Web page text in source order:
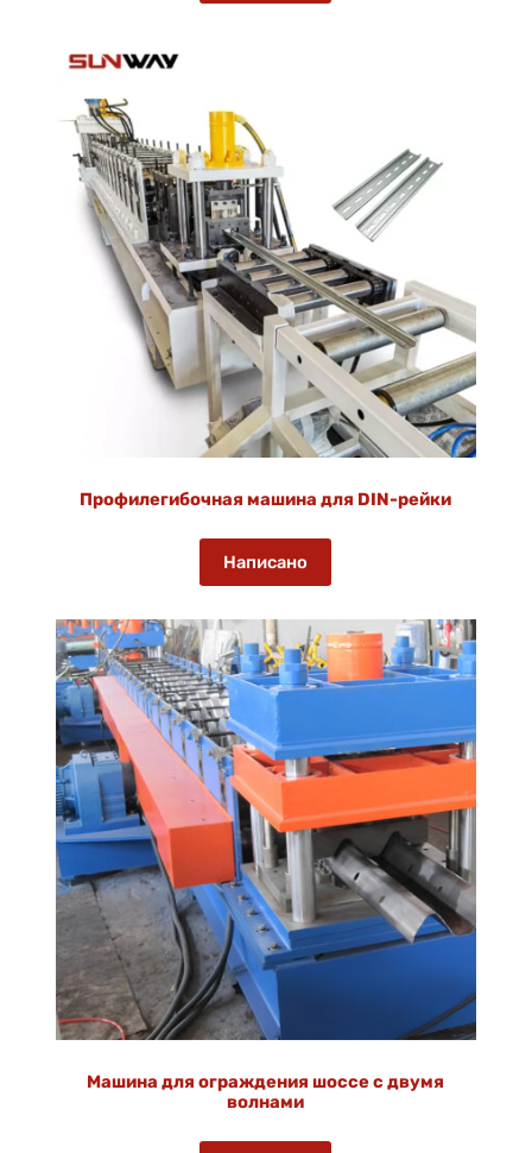
Профилегибочная машина для DIN-рейки
Написано
Машина для ограждения шоссе с двумя
волнами